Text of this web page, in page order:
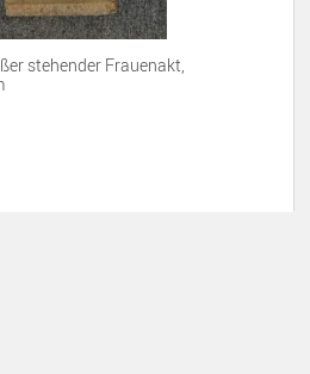
stehender Frauenakt,